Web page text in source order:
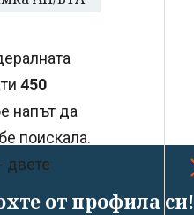
от профила си!
450
напът да
поискала.
двете